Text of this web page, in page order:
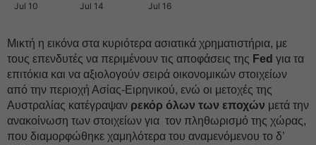
Jul 10 Jul 14 Jul 16
Μικτή η εικόνα στα κυριότερα ασιατικά χρηματιστήρια, με
τους επενδυτές να περιμένουν τις αποφάσεις της Fed για τα
επιτόκια και να αξιολογούν σειρά οικονομικών στοιχείων
από την περιοχή Ασίας-Ειρηνικού, ενώ οι μετοχές της
Αυστραλίας κατέγραψαν ρεκόρ όλων των εποχών μετά την
ανακοίνωση των στοιχείων για τον πληθωρισμό της χώρας,
που διαμορφώθηκε χαμηλότερα του αναμενόμενου το δ’